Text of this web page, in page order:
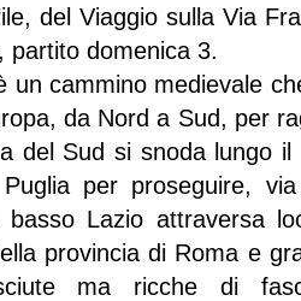
del Viaggio sulla Via
partito domenica 3.
un cammino medievale
da Nord a Sud, per
del Sud si snoda lungo
per proseguire,
basso Lazio attraversa
provincia di Roma e
ma ricche di